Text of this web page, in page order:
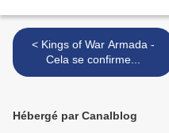
< Kings of War Armada -
Cela se confirme...
Hébergé par Canalblog